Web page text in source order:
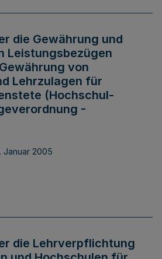
die Gewährung und
Leistungsbezügen
von
Lehrzulagen für
(Hochschul-
-
Januar 2005
die Lehrverpflichtung